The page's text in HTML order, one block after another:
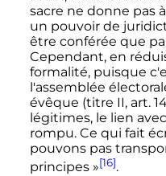
sacre ne donne pas
un pouvoir de
être conférée que
Cependant, en
formalité, puisque
l'assemblée
évêque (titre II, art.
légitimes, le lien
rompu. Ce qui fait
pouvons pas
principes »[16].